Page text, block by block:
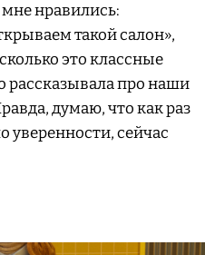
нравились:
такой салон»,
это классные
рассказывала про наши
думаю, что как раз
уверенности, сейчас